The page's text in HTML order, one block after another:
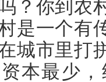
？你到农
是一个有
城市里打
本最少